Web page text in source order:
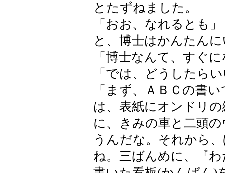
とたずねました。
「おお、なれるとも」
と、博士はかんたん
「博士なんて、すぐ
「では、どうしたら
「まず、ＡＢＣの書
は、表紙にオンドリ
に、きみの車と二頭
うんだな。それから
ね。三ばんめに、『